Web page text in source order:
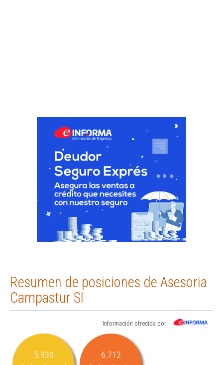
Resumen de posiciones de Asesoria
Campastur Sl
Información ofrecida por
5.930 6.712